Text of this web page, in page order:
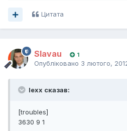
Цитата
Slavau 1
Опубліковано 3 лютого,
lexx сказав:
[troubles]
3630 9 1